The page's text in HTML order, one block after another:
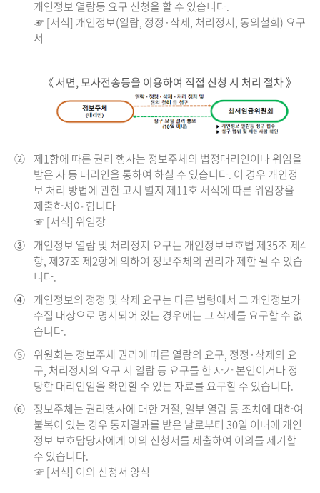
개인정보 열람등 요구 신청을 할 수 있습니다.
☞ [서식] 개인정보(열람, 정정·삭제, 처리정지, 동의철회) 요구
서
《 서면, 모사전송등을 이용하여 직접 신청 시 처리 절차 》
② 제1항에 따른 권리 행사는 정보주체의 법정대리인이나 위임을
받은 자 등 대리인을 통하여 하실 수 있습니다. 이 경우 개인정
보 처리 방법에 관한 고시 별지 제11호 서식에 따른 위임장을
제출하셔야 합니다
☞ [서식] 위임장
③ 개인정보 열람 및 처리정지 요구는 개인정보보호법 제35조 제4
항, 제37조 제2항에 의하여 정보주체의 권리가 제한 될 수 있습
니다.
④ 개인정보의 정정 및 삭제 요구는 다른 법령에서 그 개인정보가
수집 대상으로 명시되어 있는 경우에는 그 삭제를 요구할 수 없
습니다.
⑤ 위원회는 정보주체 권리에 따른 열람의 요구, 정정·삭제의 요
구, 처리정지의 요구 시 열람 등 요구를 한 자가 본인이거나 정
당한 대리인임을 확인할 수 있는 자료를 요구할 수 있습니다.
⑥ 정보주체는 권리행사에 대한 거절, 일부 열람 등 조치에 대하여
불복이 있는 경우 통지결과를 받은 날로부터 30일 이내에 개인
정보 보호담당자에게 이의 신청서를 제출하여 이의를 제기할
수 있습니다.
☞ [서식] 이의 신청서 양식